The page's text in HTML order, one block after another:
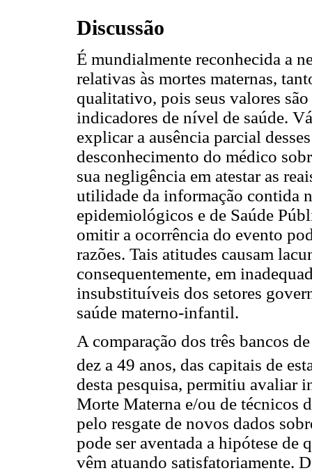
Discussão
É mundialmente reconhecida a
relativas às mortes maternas,
qualitativo, pois seus valores
indicadores de nível de saúde.
explicar a ausência parcial
desconhecimento do médico
sua negligência em atestar as
utilidade da informação contida
epidemiológicos e de Saúde
omitir a ocorrência do evento
razões. Tais atitudes causam
consequentemente, em
insubstituíveis dos setores
saúde materno-infantil.
A comparação dos três bancos
dez a 49 anos, das capitais de
desta pesquisa, permitiu avaliar
Morte Materna e/ou de técnicos
pelo resgate de novos dados
pode ser aventada a hipótese de
vêm atuando satisfatoriamente.